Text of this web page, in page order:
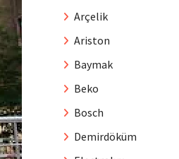
Arçelik
Ariston
Baymak
Beko
Bosch
Demirdöküm